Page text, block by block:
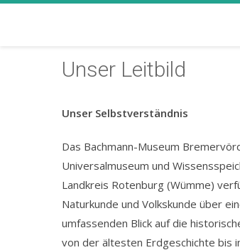
BACHMANN-
Unser Leitbild
Unser Selbstverständnis
Das Bachmann-Museum
Universalmuseum und
Landkreis Rotenburg (Wümme)
Naturkunde und Volkskunde über
umfassenden Blick auf die
von der ältesten Erdgeschichte bis